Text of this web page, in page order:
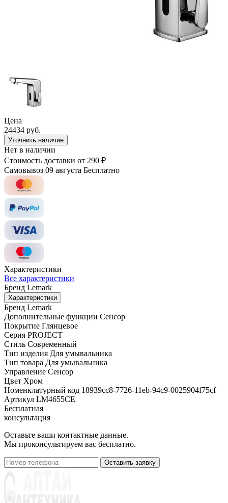
Цена
24434 руб.
Уточнить наличие
Нет в наличии
Стоимость доставки от 290 ₽
Самовывоз 09 августа Бесплатно
Характеристики
Все характеристики
Бренд Lemark
Характеристики
Бренд Lemark
Дополнительные функции Сенсор
Покрытие Глянцевое
Серия PROJECT
Стиль Современный
Тип изделия Для умывальника
Тип товара Для умывальника
Управление Сенсор
Цвет Хром
Номенклатурный код 18939cc8-7726-11eb-94c9-0025904f75cf
Артикул LM4655CE
Бесплатная
консультация
Оставьте ваши контактные данные.
Мы проконсультируем вас бесплатно.
Оставить заявку